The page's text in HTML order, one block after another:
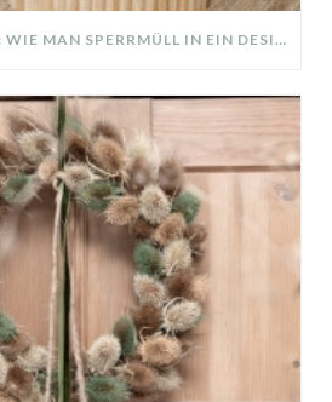
DIY UPCYLING IDEE: WIE MAN SPERRMÜLL IN EIN DESIGNER TEIL VERWANDELT